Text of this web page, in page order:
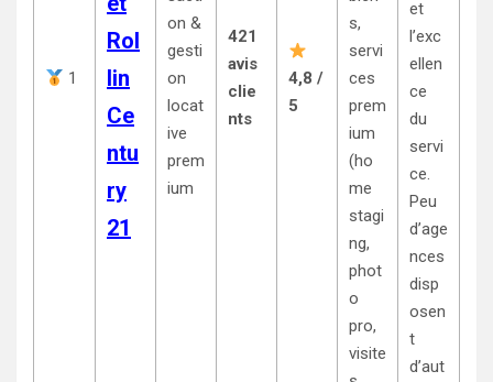
1
Rol
lin
Ce
ntu
ry
21
on &
gesti
on
locat
ive
prem
ium
421
avis
clie
nts
4,8 /
5
s,
servi
ces
prem
ium
(ho
me
stagi
ng,
phot
o
pro,
visite
et
l’exc
ellen
ce
du
servi
ce.
Peu
d’age
nces
disp
osen
t
d’aut